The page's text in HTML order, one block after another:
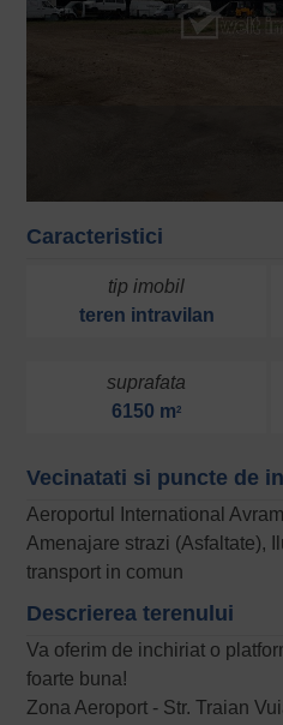
Caracteristici
tip imobil
teren intravilan
suprafata
6150 m2
Vecinatati si puncte de
Aeroportul International
Amenajare strazi (Asfaltate),
transport in comun
Descrierea terenului
Va oferim de inchiriat o
foarte buna!
Zona Aeroport - Str. Traian